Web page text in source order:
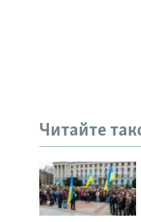
Читайте